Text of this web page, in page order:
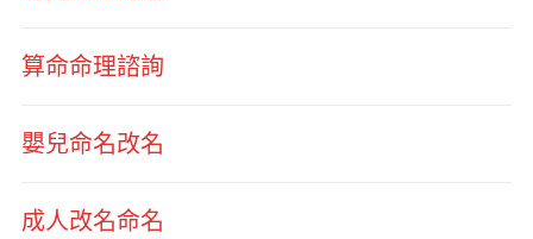
算命命理諮詢
嬰兒命名改名
成人改名命名